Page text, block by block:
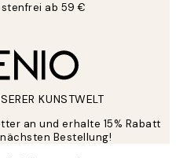
ab 59 €
KUNSTWELT
an und erhalte 15% Rabatt
Bestellung!